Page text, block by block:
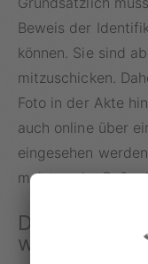
Beweis der
können. Sie sind
mitzuschicken.
Foto in der Akte
auch online über
eingesehen
meistens im
Der Fahrer
werden